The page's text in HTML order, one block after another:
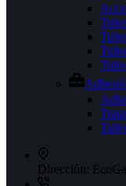
Dirección: